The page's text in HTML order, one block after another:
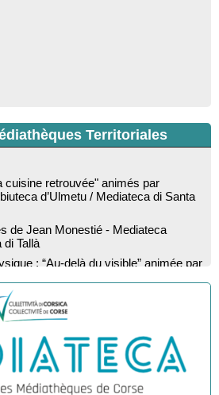
Territoriales
d’Ulmetu / Mediateca di Santa
di Tallà
- Médiathèque - Pitretu è
de Dominique Malberti Morin :
et aquarelles" - Mediateca
- Médiathèque - Pitretu è
enchantée "U Mondu ditu